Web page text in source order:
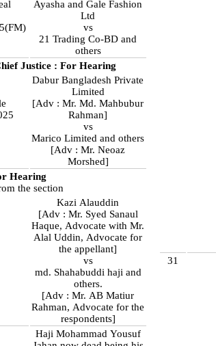
Ayasha and Gale Fashion
Ltd
vs
21 Trading Co-BD and
others
Justice : For Hearing
Dabur Bangladesh Private
Limited
[Adv : Mr. Md. Mahbubur
Rahman]
vs
Marico Limited and others
[Adv : Mr. Neoaz
Morshed]
Hearing
the section
Kazi Alauddin
[Adv : Mr. Syed Sanaul
Haque, Advocate with Mr.
Alal Uddin, Advocate for
the appellant]
vs
md. Shahabuddi haji and
others.
[Adv : Mr. AB Matiur
Rahman, Advocate for the
respondents]
Haji Mohammad Yousuf
31